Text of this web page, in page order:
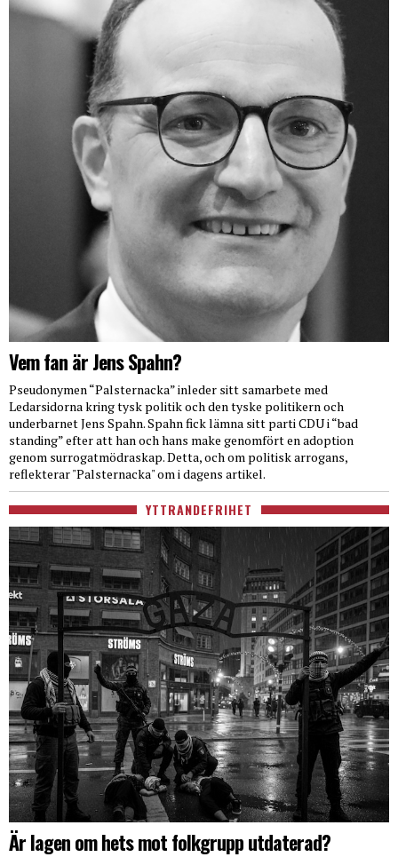
Vem fan är Jens Spahn?
Pseudonymen “Palsternacka” inleder sitt samarbete med
Ledarsidorna kring tysk politik och den tyske politikern och
underbarnet Jens Spahn. Spahn fick lämna sitt parti CDU i “bad
standing” efter att han och hans make genomfört en adoption
genom surrogatmödraskap. Detta, och om politisk arrogans,
reflekterar "Palsternacka" om i dagens artikel.
YTTRANDEFRIHET
Är lagen om hets mot folkgrupp utdaterad?